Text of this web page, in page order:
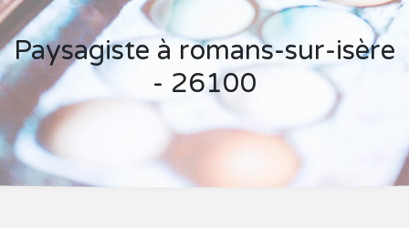
Paysagiste à romans-sur-isère
- 26100